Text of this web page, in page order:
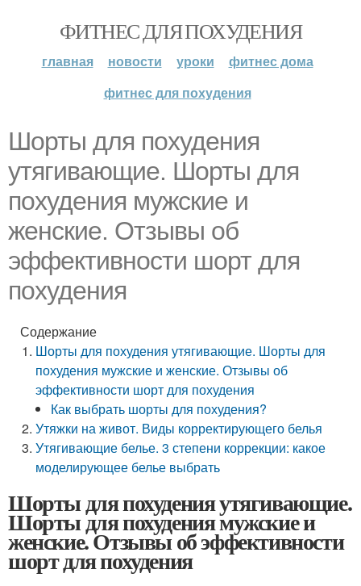
ФИТНЕС ДЛЯ ПОХУДЕНИЯ
главная новости уроки
фитнес дома
фитнес для похудения
Шорты для похудения
утягивающие. Шорты для
похудения мужские и
женские. Отзывы об
эффективности шорт для
похудения
Содержание
Шорты для похудения утягивающие. Шорты для
похудения мужские и женские. Отзывы об
эффективности шорт для похудения
Как выбрать шорты для похудения?
Утяжки на живот. Виды корректирующего белья
Утягивающие белье. 3 степени коррекции: какое
моделирующее белье выбрать
Шорты для похудения утягивающие.
Шорты для похудения мужские и
женские. Отзывы об эффективности
шорт для похудения